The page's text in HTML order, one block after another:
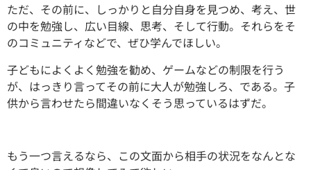
ただ、その前に、しっかりと自分自身を見つめ、考え、世
の中を勉強し、広い目線、思考、そして行動。それらをそ
のコミュニティなどで、ぜひ学んでほしい。
子どもによくよく勉強を勧め、ゲームなどの制限を行う
が、はっきり言ってその前に大人が勉強しろ、である。子
供から言わせたら間違いなくそう思っているはずだ。
もう一つ言えるなら、この文面から相手の状況をなんとな